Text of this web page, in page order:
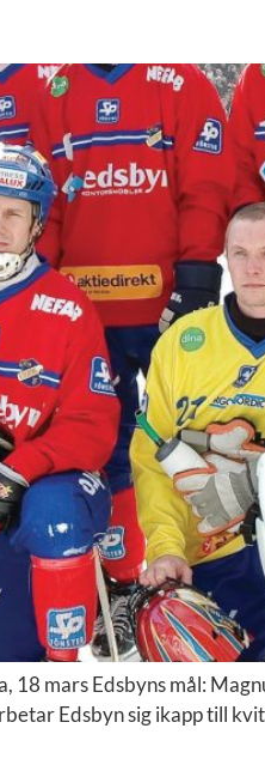
mars Edsbyns mål:
Edsbyn sig ikapp till